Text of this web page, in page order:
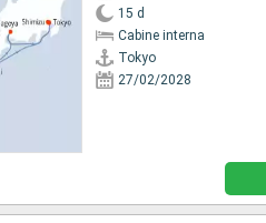
15 d
Cabine interna
Tokyo
27/02/2028